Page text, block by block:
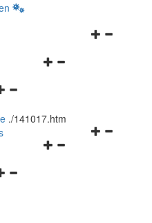
Navigationsmenü
./141017.htm
Navigationsmenü